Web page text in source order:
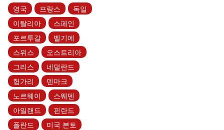
영국
프랑스
독일
이탈리아
스페인
포르투갈
벨기에
스위스
오스트리아
그리스
네덜란드
헝가리
덴마크
노르웨이
스웨덴
아일랜드
핀란드
폴란드
미국 본토